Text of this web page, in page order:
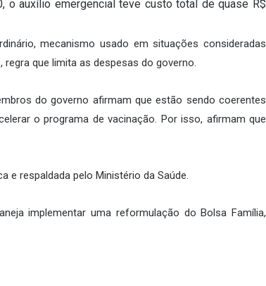
o auxílio emergencial teve custo total de quase R$
mecanismo usado em situações consideradas
que limita as despesas do governo.
do governo afirmam que estão sendo coerentes
o programa de vacinação. Por isso, afirmam que
e respaldada pelo Ministério da Saúde.
implementar uma reformulação do Bolsa Família,